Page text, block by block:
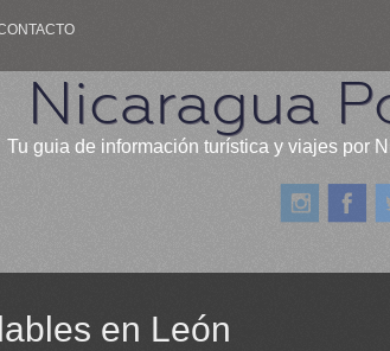
Nicaragua
Tu guia de información turística y viajes por
en León